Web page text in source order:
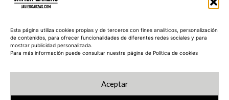
Esta página utiliza cookies propias y de terceros con fines analíticos, personalización
de contenidos, para ofrecer funcionalidades de diferentes redes sociales y para
mostrar publicidad personalizada.
Para más información puede consultar nuestra página de Política de cookies
Aceptar
03SÍGUEME
YouTube
@JavierGarzas
LinkedIn